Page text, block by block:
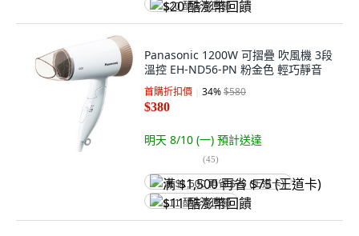
$20 酷澎幣回饋
Panasonic 1200W 可摺疊 吹風機 3段
溫控 EH-ND56-PN 粉金色 輕巧靜音
首購折扣價 34%$580
$380
明天 8/10 (一) 預計送達
(45)
满 $1,500 再省 $75 (王道卡)
$11 酷澎幣回饋